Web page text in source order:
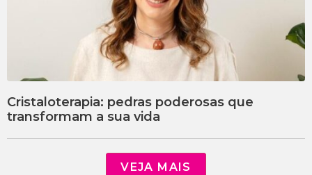
Cristaloterapia: pedras poderosas que
transformam a sua vida
VEJA MAIS